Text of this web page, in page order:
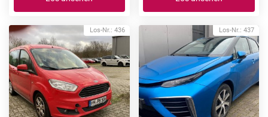
Los-Nr.: 436 Los-Nr.: 437